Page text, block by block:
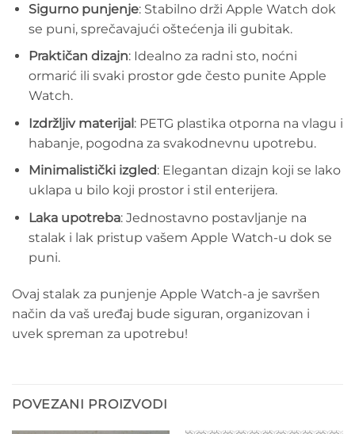
Sigurno punjenje: Stabilno drži Apple Watch dok
se puni, sprečavajući oštećenja ili gubitak.
Praktičan dizajn: Idealno za radni sto, noćni
ormarić ili svaki prostor gde često punite Apple
Watch.
Izdržljiv materijal: PETG plastika otporna na vlagu i
habanje, pogodna za svakodnevnu upotrebu.
Minimalistički izgled: Elegantan dizajn koji se lako
uklapa u bilo koji prostor i stil enterijera.
Laka upotreba: Jednostavno postavljanje na
stalak i lak pristup vašem Apple Watch-u dok se
puni.
Ovaj stalak za punjenje Apple Watch-a je savršen
način da vaš uređaj bude siguran, organizovan i
uvek spreman za upotrebu!
POVEZANI PROIZVODI